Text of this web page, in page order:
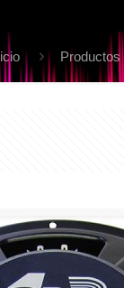
Productos